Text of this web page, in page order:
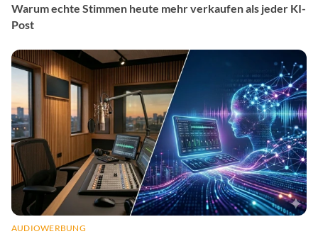
Warum echte Stimmen heute mehr verkaufen als jeder KI-
Post
AUDIOWERBUNG